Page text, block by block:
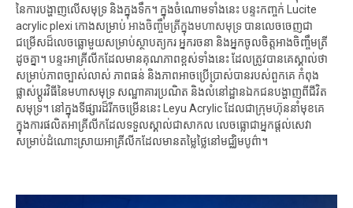
នៃការបង្ហាញលើសមុទ្រ និងក្នុងទឹក។ ក្នុងចំណោមទាំងនេះ បន្ទះកញ្ចក់ Lucite
acrylic plexi កោងសម្រាប់ អាងចិញ្ចឹមត្រីក្នុងមហាសមុទ្របានលេចចេញជា
ជម្រើសដ៏លេចធ្លោមួយសម្រាប់ស្ថាបត្យករ អ្នករចនា និងអ្នកចូលចិត្តអាងចិញ្ចឹមត្រី
ដូចគ្នា។ បន្ទះអាគ្រីលីកដែលមានគុណភាពខ្ពស់ទាំងនេះ ដែលត្រូវបានគេស្គាល់ថា
សម្រាប់ភាពច្បាស់លាស់ ភាពធន់ និងភាពអាចប្រើប្រាស់បានរបស់ពួកគេ កំពុង
ផ្លាស់ប្តូរវិធីនៃមហាសមុទ្រ សណ្ឋាគារប្រណិត និងលំនៅដ្ឋានឯកជនបង្ហាញពីជីវិត
សមុទ្រ។ នៅក្នុងទីផ្សារដ៏រីកចម្រើននេះ Leyu Acrylic ដែលជាក្រុមហ៊ុននាំមុខគេ
ក្នុងការផលិតអាគ្រីលីកដែលទទួលស្គាល់ជាសាកល លេចធ្លោជាអ្នកផ្តល់សេវា
សម្រាប់ដំណោះស្រាយអាគ្រីលីកដែលមានតម្លៃថ្លៃនៅមជ្ឈិមបូព៌ា។